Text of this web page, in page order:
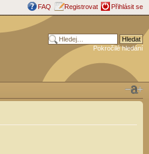
FAQ Registrovat Přihlásit se
Pokročilé hledání